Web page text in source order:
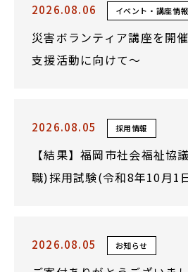
2026.08.06 イベント・講座情報
災害ボランティア講座を開
支援活動に向けて～
2026.08.05 採用情報
【結果】福岡市社会福祉
職)採用試験(令和8年10月1
2026.08.05 お知らせ